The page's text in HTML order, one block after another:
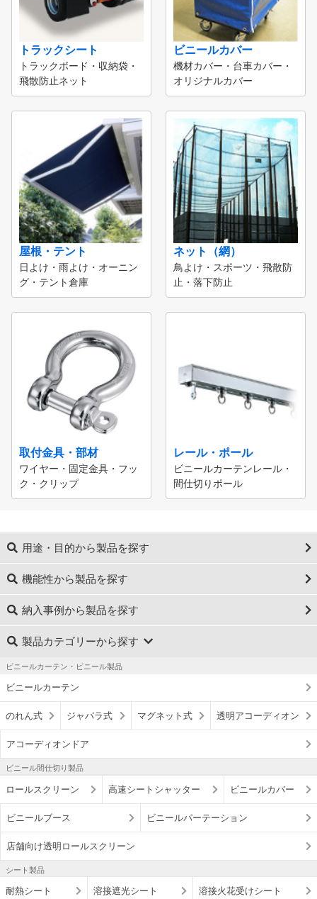
トラックシート
トラックボード・収納袋・
飛散防止ネット
ビニールカバー
機材カバー・台車カバー・
オリジナルカバー
屋根・テント
日よけ・雨よけ・オーニン
グ・テント倉庫
ネット（網）
鳥よけ・スポーツ・飛散防
止・落下防止
取付金具・部材
ワイヤー・固定金具・フッ
ク・クリップ
レール・ポール
ビニールカーテンレール・
間仕切りポール
用途・目的から製品を探す
機能性から製品を探す
納入事例から製品を探す
製品カテゴリーから探す
ビニールカーテン・ビニール製品
ビニールカーテン
のれん式 ジャバラ式 マグネット式 透明アコーディオン
アコーディオンドア
ビニール間仕切り製品
ロールスクリーン 高速シートシャッター ビニールカバー
ビニールブース ビニールパーテーション
店舗向け透明ロールスクリーン
シート製品
耐熱シート 溶接遮光シート 溶接火花受けシート